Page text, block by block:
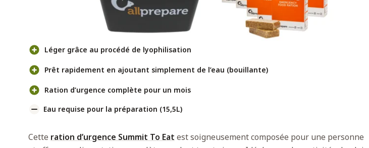
Pour et contre
Léger grâce au procédé de lyophilisation
Prêt rapidement en ajoutant simplement de l’eau (bouillante)
Ration d’urgence complète pour un mois
Eau requise pour la préparation (15,5L)
Cette ration d’urgence Summit To Eat est soigneusement composée pour une personne